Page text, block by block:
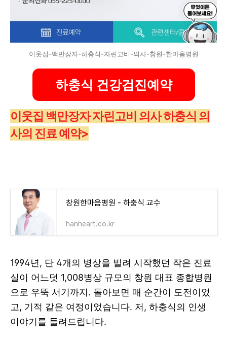
이웃집-백만장자-하충식-자린고비-의사-창원-한마음병원
하충식 건강검진예약
이웃집 백만장자 자린고비 의사 하충식 의
사의 진료 예약>
창원한마음병원 - 하충식 교수
hanheart.co.kr
1994년, 단 4개의 병상을 빌려 시작했던 작은 진료
실이 어느덧 1,008병상 규모의 창원 대표 종합병원
으로 우뚝 서기까지. 돌아보면 매 순간이 도전이었
고, 기적 같은 여정이었습니다. 저, 하충식의 인생
이야기를 들려드립니다.